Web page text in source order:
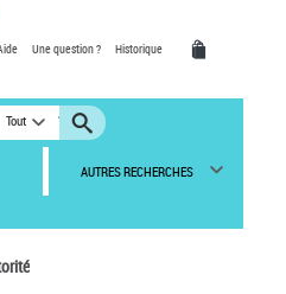
Une question ? Historique
Tout
AUTRES RECHERCHES